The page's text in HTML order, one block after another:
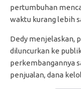
pertumbuhan
waktu kurang lebih
Dedy menjelaskan,
diluncurkan ke
perkembangannya
penjualan, dana